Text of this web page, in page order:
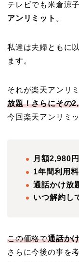
テレビでも米倉涼
アンリミット 。
私達は夫婦ともに
ます。
それが楽天アンリ
放題！さらにその
今回楽天アンリミ
月額2,980円
1年間利用
通話かけ放
いつ解約し
この価格で通話か
さらに今後の事を